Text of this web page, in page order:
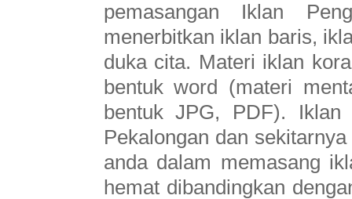
pemasangan Iklan
menerbitkan iklan baris,
duka cita. Materi iklan
bentuk word (materi
bentuk JPG, PDF).
Pekalongan dan
anda dalam memasang
hemat dibandingkan